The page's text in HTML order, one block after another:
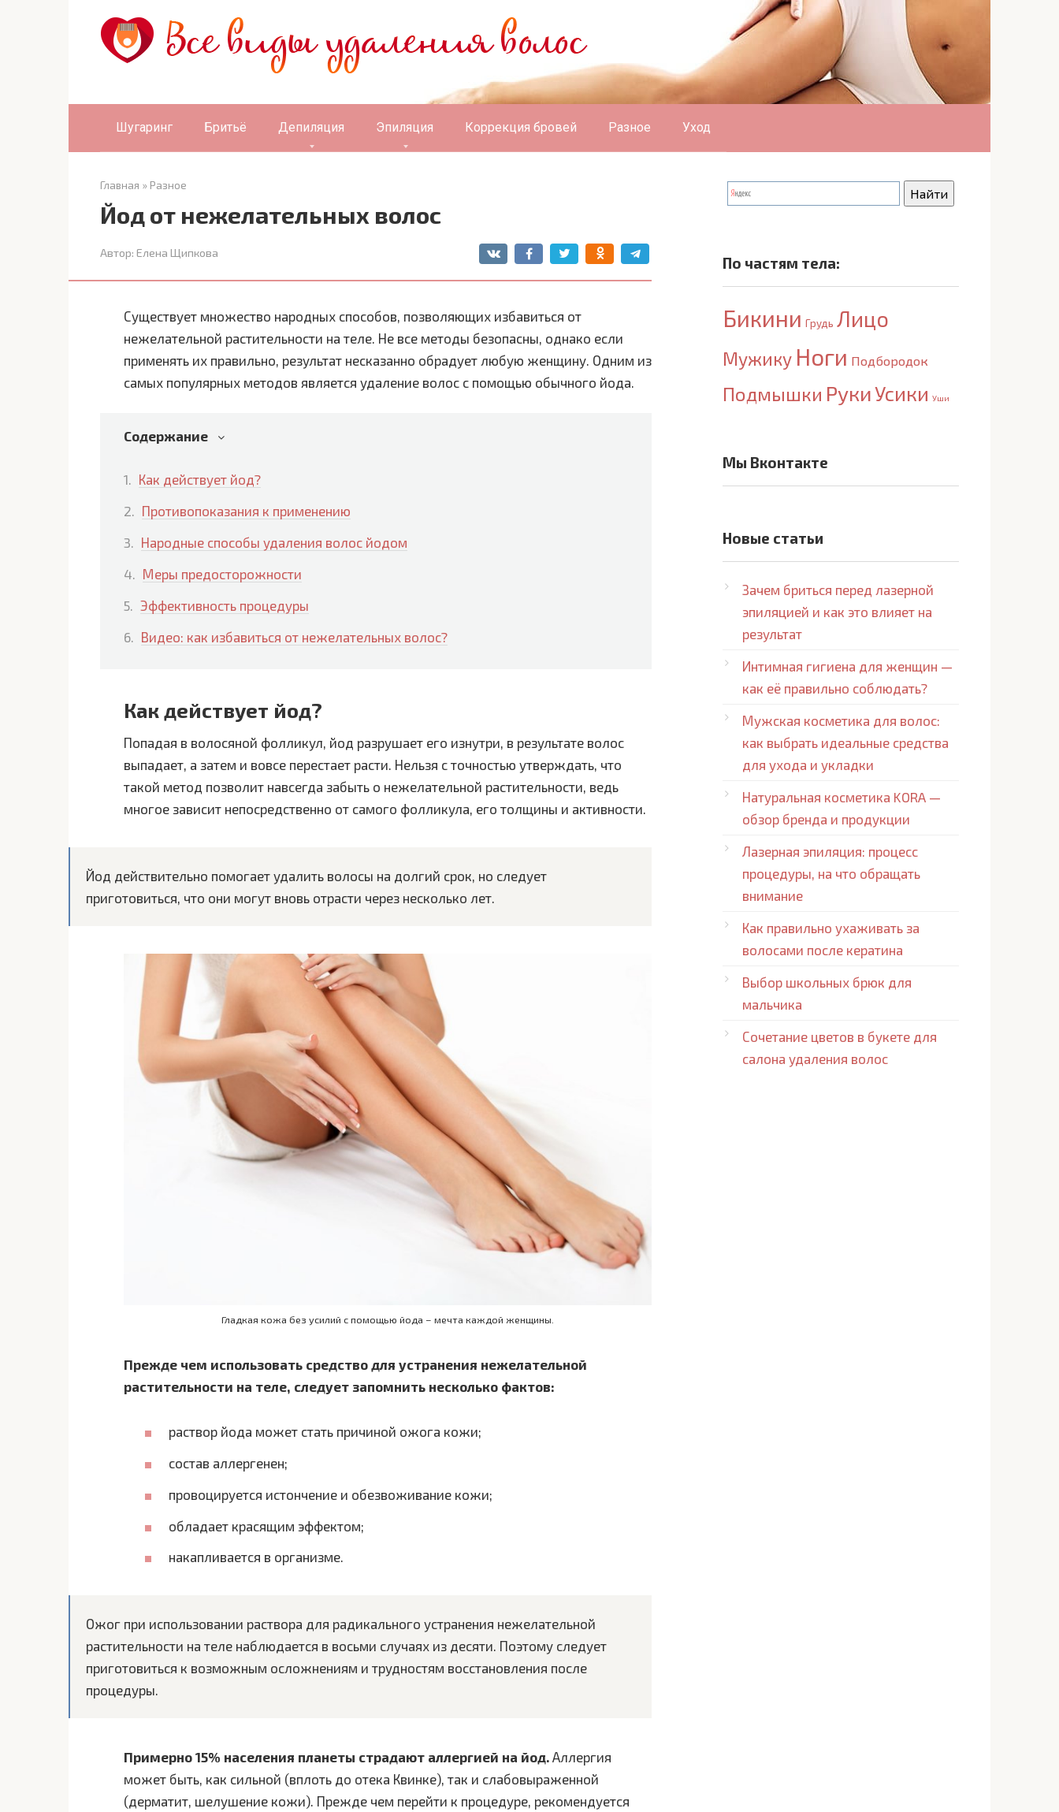
Шугаринг Бритьё Депиляция Эпиляция Коррекция бровей Разное Уход
Главная »Разное
Йод от нежелательных волос
Автор: Елена Щипкова
Существует множество народных способов, позволяющих избавиться от
нежелательной растительности на теле. Не все методы безопасны, однако если
применять их правильно, результат несказанно обрадует любую женщину. Одним из
самых популярных методов является удаление волос с помощью обычного йода.
Содержание
Как действует йод?
Противопоказания к применению
Народные способы удаления волос йодом
Меры предосторожности
Эффективность процедуры
Видео: как избавиться от нежелательных волос?
Как действует йод?
Попадая в волосяной фолликул, йод разрушает его изнутри, в результате волос
выпадает, а затем и вовсе перестает расти. Нельзя с точностью утверждать, что
такой метод позволит навсегда забыть о нежелательной растительности, ведь
многое зависит непосредственно от самого фолликула, его толщины и активности.
Йод действительно помогает удалить волосы на долгий срок, но следует
приготовиться, что они могут вновь отрасти через несколько лет.
Гладкая кожа без усилий с помощью йода – мечта каждой женщины.
Прежде чем использовать средство для устранения нежелательной
растительности на теле, следует запомнить несколько фактов:
раствор йода может стать причиной ожога кожи;
состав аллергенен;
провоцируется истончение и обезвоживание кожи;
обладает красящим эффектом;
накапливается в организме.
Ожог при использовании раствора для радикального устранения нежелательной
растительности на теле наблюдается в восьми случаях из десяти. Поэтому следует
приготовиться к возможным осложнениям и трудностям восстановления после
процедуры.
Примерно 15% населения планеты страдают аллергией на йод. Аллергия
может быть, как сильной (вплоть до отека Квинке), так и слабовыраженной
(дерматит, шелушение кожи). Прежде чем перейти к процедуре, рекомендуется
По частям тела:
Бикини Грудь Лицо
Мужику Ноги Подбородок
Подмышки РукиУсики Уши
Мы Вконтакте
Новые статьи
Зачем бриться перед лазерной
эпиляцией и как это влияет на
результат
Интимная гигиена для женщин —
как её правильно соблюдать?
Мужская косметика для волос:
как выбрать идеальные средства
для ухода и укладки
Натуральная косметика KORA —
обзор бренда и продукции
Лазерная эпиляция: процесс
процедуры, на что обращать
внимание
Как правильно ухаживать за
волосами после кератина
Выбор школьных брюк для
мальчика
Сочетание цветов в букете для
салона удаления волос